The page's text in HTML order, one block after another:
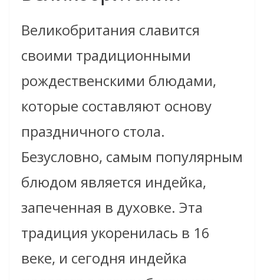
Великобритания славится
своими традиционными
рождественскими блюдами,
которые составляют основу
праздничного стола.
Безусловно, самым популярным
блюдом является индейка,
запеченная в духовке. Эта
традиция укоренилась в 16
веке, и сегодня индейка